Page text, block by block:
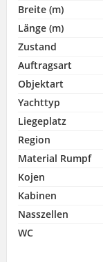
Breite (m)
Länge (m)
Zustand
Auftragsart
Objektart
Yachttyp
Liegeplatz
Region
Material Rumpf
Kojen
Kabinen
Nasszellen
WC